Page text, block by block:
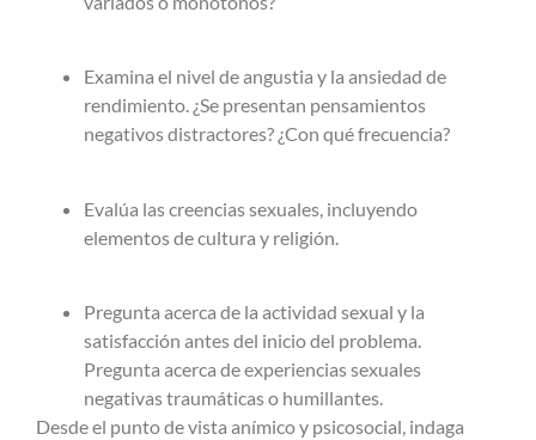
Examina el nivel de angustia y la ansiedad de
rendimiento. ¿Se presentan pensamientos
negativos distractores? ¿Con qué frecuencia?
Evalúa las creencias sexuales, incluyendo
elementos de cultura y religión.
Pregunta acerca de la actividad sexual y la
satisfacción antes del inicio del problema.
Pregunta acerca de experiencias sexuales
negativas traumáticas o humillantes.
Desde el punto de vista anímico y psicosocial, indaga